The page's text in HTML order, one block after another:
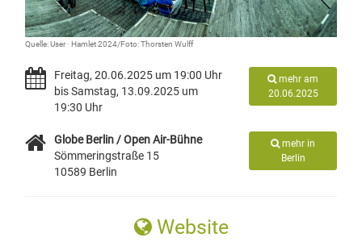
Quelle: User · Hamlet 2024/Foto: Thorsten Wulff
Freitag, 20.06.2025 um 19:00 Uhr
bis Samstag, 13.09.2025 um
19:30 Uhr
mehr am
20.06.2025
Globe Berlin / Open Air-Bühne
Sömmeringstraße 15
10589 Berlin
mehr in
Berlin
Website